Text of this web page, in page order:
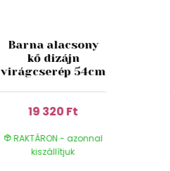
Barna alacsony
kő dizájn
virágcserép 54cm
19 320 Ft
RAKTÁRON - azonnal
kiszállítjuk